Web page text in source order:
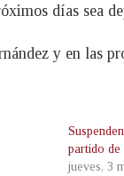
días sea
y en las
partido
jueves, 3